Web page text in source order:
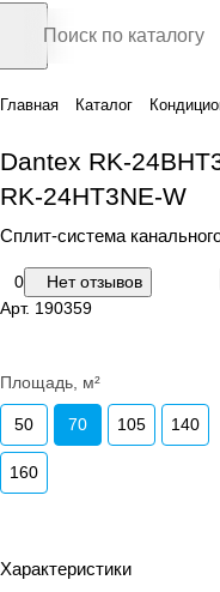
Главная Каталог
Dantex RK-
RK-24HT3NE-W
Сплит-система
0
Нет отзывов
Арт. 190359
Площадь, м²
50 70 105 140
160
Характеристики